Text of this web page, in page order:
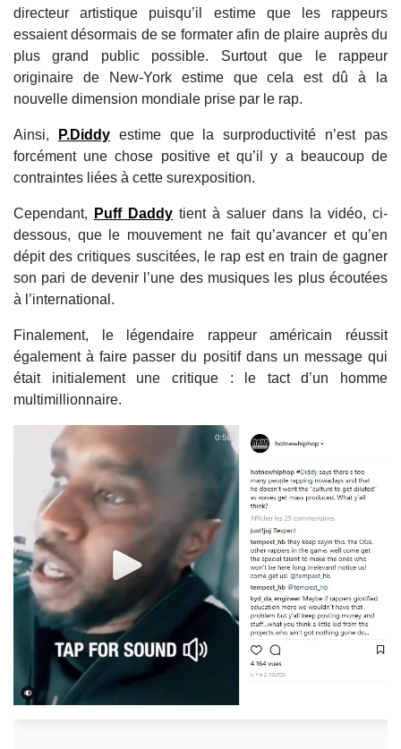
directeur artistique puisqu’il estime que les rappeurs
essaient désormais de se formater afin de plaire auprès du
plus grand public possible. Surtout que le rappeur
originaire de New-York estime que cela est dû à la
nouvelle dimension mondiale prise par le rap.
Ainsi, P.Diddyestime que la surproductivité n’est pas
forcément une chose positive et qu’il y a beaucoup de
contraintes liées à cette surexposition.
Cependant, Puff Daddy tient à saluer dans la vidéo, ci-
dessous, que le mouvement ne fait qu’avancer et qu’en
dépit des critiques suscitées, le rap est en train de gagner
son pari de devenir l’une des musiques les plus écoutées
à l’international.
Finalement, le légendaire rappeur américain réussit
également à faire passer du positif dans un message qui
était initialement une critique : le tact d’un homme
multimillionnaire.